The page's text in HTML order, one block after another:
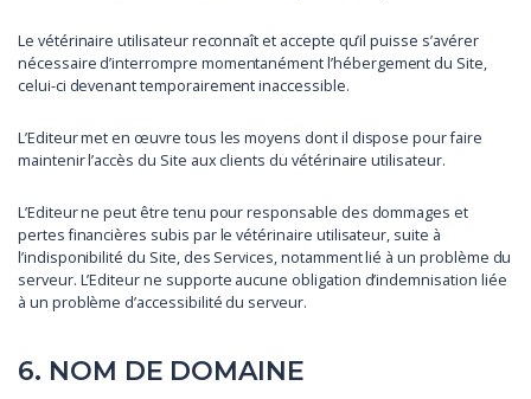
Le vétérinaire utilisateur reconnaît et accepte qu’il puisse s’avérer
nécessaire d’interrompre momentanément l’hébergement du Site,
celui-ci devenant temporairement inaccessible.
L’Editeur met en œuvre tous les moyens dont il dispose pour faire
maintenir l’accès du Site aux clients du vétérinaire utilisateur.
L’Editeur ne peut être tenu pour responsable des dommages et
pertes financières subis par le vétérinaire utilisateur, suite à
l’indisponibilité du Site, des Services, notamment lié à un problème du
serveur. L’Editeur ne supporte aucune obligation d’indemnisation liée
à un problème d’accessibilité du serveur.
6. NOM DE DOMAINE